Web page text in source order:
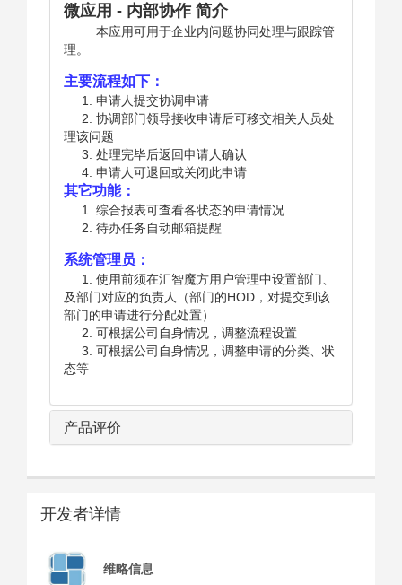
微应用 - 内部协作 简介
本应用可用于企业内问题协同处理与跟踪管
理。
主要流程如下：
1. 申请人提交协调申请
2. 协调部门领导接收申请后可移交相关人员处
理该问题
3. 处理完毕后返回申请人确认
4. 申请人可退回或关闭此申请
其它功能：
1. 综合报表可查看各状态的申请情况
2. 待办任务自动邮箱提醒
系统管理员：
1. 使用前须在汇智魔方用户管理中设置部门、
及部门对应的负责人（部门的HOD，对提交到该
部门的申请进行分配处置）
2. 可根据公司自身情况，调整流程设置
3. 可根据公司自身情况，调整申请的分类、状
态等
产品评价
开发者详情
维略信息